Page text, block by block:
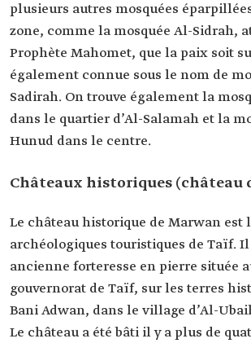
plusieurs autres mosquées
zone, comme la mosquée Al-Sidrah,
Prophète Mahomet, que la paix soit
également connue sous le nom de
Sadirah. On trouve également la
dans le quartier d’Al-Salamah et la
Hunud dans le centre.
Châteaux historiques (château
Le château historique de Marwan est
archéologiques touristiques de Taïf. Il
ancienne forteresse en pierre située
gouvernorat de Taïf, sur les terres
Bani Adwan, dans le village d’Al-
Le château a été bâti il y a plus de